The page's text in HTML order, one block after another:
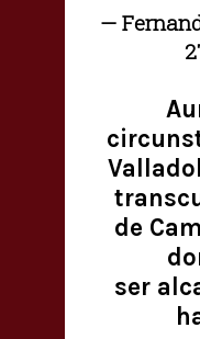
—
de
ser